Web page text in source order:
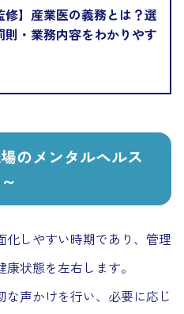
修】産業医の義務とは？選
則・業務内容をわかりやす
のメンタルヘルス
しやすい時期であり、管理
状態を左右します。
声かけを行い、必要に応じ